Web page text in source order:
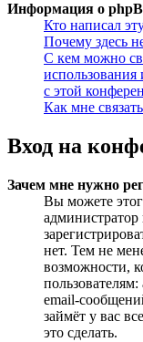
Информация о
Кто написал
Почему здесь
С кем можно
с этой
Как мне
Вход на
Зачем мне нужно
Вы можете
нет. Тем не
возможности,
email-
займёт у вас
это сделать.